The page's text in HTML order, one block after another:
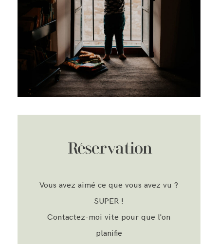
Réservation
Vous avez aimé ce que vous avez vu ?
SUPER !
Contactez-moi vite pour que l'on
planifie